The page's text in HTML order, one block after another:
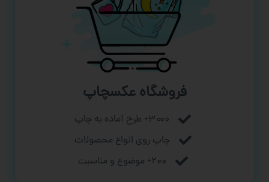
فروشگاه عکسچاپ
۳۰۰۰+ طرح آماده به چاپ
چاپ روی انواع محصولات
۲۰۰+ موضوع و مناسبت